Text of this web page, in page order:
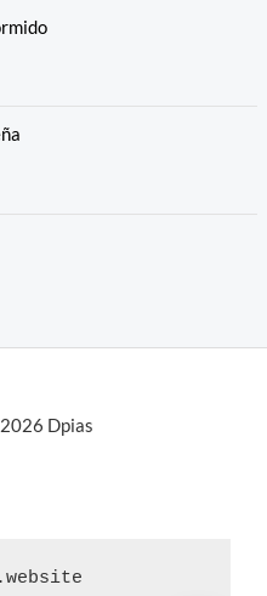
Dpias